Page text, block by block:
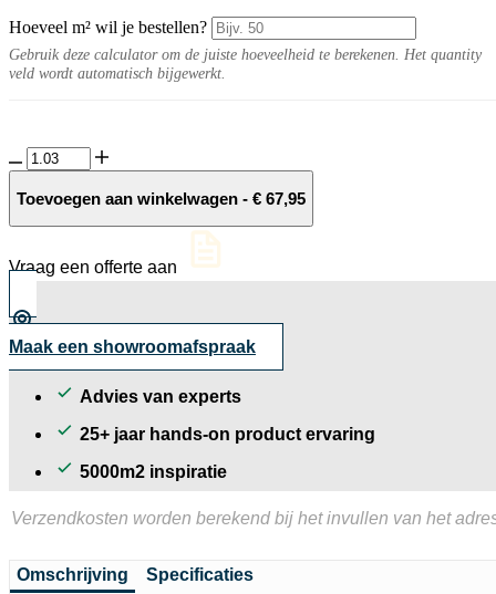
Hoeveel m² wil je bestellen?
Gebruik deze calculator om de juiste hoeveelheid te berekenen. Het quantity
veld wordt automatisch bijgewerkt.
GeoArdesia
Alivo
Lazise
Toevoegen aan winkelwagen - € 67,95
Vraag een offerte aan
Maak een showroomafspraak
Advies van experts
25+ jaar hands-on product ervaring
5000m2 inspiratie
Verzendkosten worden berekend bij het invullen van het
Omschrijving Specificaties